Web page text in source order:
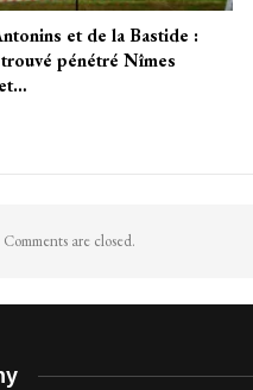
et de la Bastide :
pénétré Nîmes
Comments are closed.